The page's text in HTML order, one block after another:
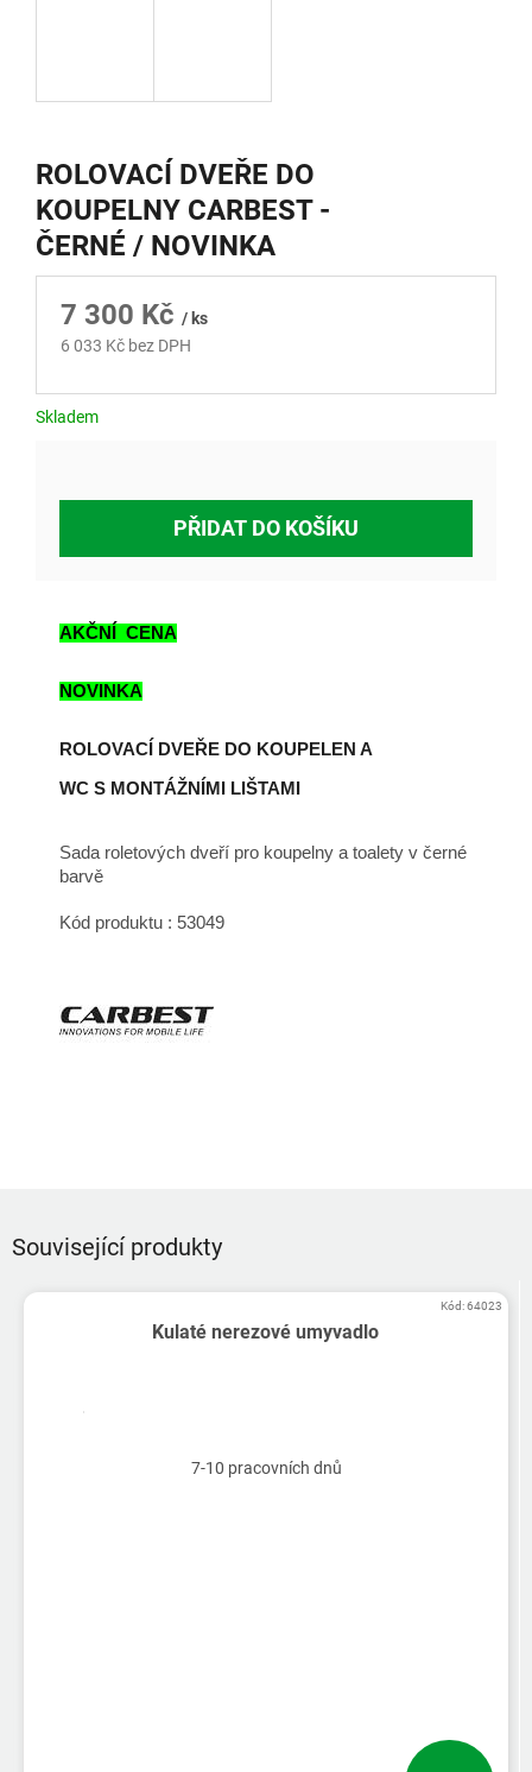
ROLOVACÍ DVEŘE DO
KOUPELNY CARBEST -
ČERNÉ / NOVINKA
7 300 Kč / ks
6 033 Kč bez DPH
Skladem
PŘIDAT DO KOŠÍKU
AKČNÍ CENA
NOVINKA
ROLOVACÍ DVEŘE DO KOUPELEN A
WC S MONTÁŽNÍMI LIŠTAMI
Sada roletových dveří pro koupelny a toalety v černé
barvě
Kód produktu : 53049
Související produkty
Kulaté nerezové umyvadlo
7-10 pracovních dnů
Kód:64023